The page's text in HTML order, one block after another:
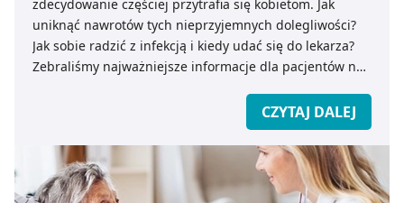
zdecydowanie częściej przytrafia się kobietom. Jak
uniknąć nawrotów tych nieprzyjemnych dolegliwości?
Jak sobie radzić z infekcją i kiedy udać się do lekarza?
Zebraliśmy najważniejsze informacje dla pacjentów na
CZYTAJ DALEJ